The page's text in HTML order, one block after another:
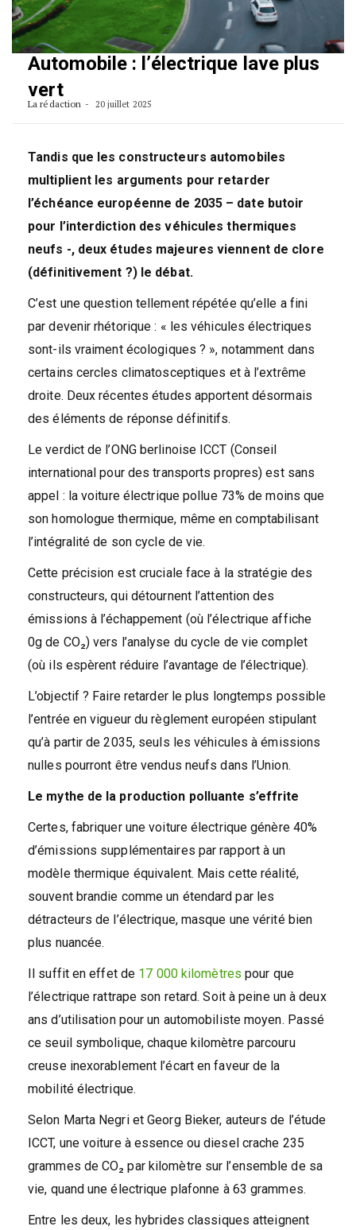
Automobile : l’électrique lave plus
vert
La rédaction 20 juillet 2025
Tandis que les constructeurs automobiles
multiplient les arguments pour retarder
l’échéance européenne de 2035 – date butoir
pour l’interdiction des véhicules thermiques
neufs -, deux études majeures viennent de clore
(définitivement ?) le débat.
C’est une question tellement répétée qu’elle a fini
par devenir rhétorique : « les véhicules électriques
sont-ils vraiment écologiques ? », notamment dans
certains cercles climatosceptiques et à l’extrême
droite. Deux récentes études apportent désormais
des éléments de réponse définitifs.
Le verdict de l’ONG berlinoise ICCT (Conseil
international pour des transports propres) est sans
appel : la voiture électrique pollue 73% de moins que
son homologue thermique, même en comptabilisant
l’intégralité de son cycle de vie.
Cette précision est cruciale face à la stratégie des
constructeurs, qui détournent l’attention des
émissions à l’échappement (où l’électrique affiche
0g de CO₂) vers l’analyse du cycle de vie complet
(où ils espèrent réduire l’avantage de l’électrique).
L’objectif ? Faire retarder le plus longtemps possible
l’entrée en vigueur du règlement européen stipulant
qu’à partir de 2035, seuls les véhicules à émissions
nulles pourront être vendus neufs dans l’Union.
Le mythe de la production polluante s’effrite
Certes, fabriquer une voiture électrique génère 40%
d’émissions supplémentaires par rapport à un
modèle thermique équivalent. Mais cette réalité,
souvent brandie comme un étendard par les
détracteurs de l’électrique, masque une vérité bien
plus nuancée.
Il suffit en effet de 17 000 kilomètres pour que
l’électrique rattrape son retard. Soit à peine un à deux
ans d’utilisation pour un automobiliste moyen. Passé
ce seuil symbolique, chaque kilomètre parcouru
creuse inexorablement l’écart en faveur de la
mobilité électrique.
Selon Marta Negri et Georg Bieker, auteurs de l’étude
ICCT, une voiture à essence ou diesel crache 235
grammes de CO₂ par kilomètre sur l’ensemble de sa
vie, quand une électrique plafonne à 63 grammes.
Entre les deux, les hybrides classiques atteignent